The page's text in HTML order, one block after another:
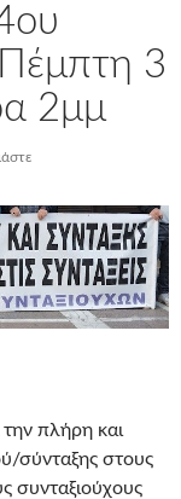
3
2μμ
πλήρη και
σύνταξης στους
συνταξιούχους